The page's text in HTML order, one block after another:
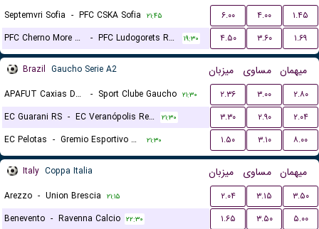
Septemvri Sofia - PFC CSKA Sofia ۲۱:۴۵ ۶.۰۰ ۴.۰۰
۱.۴۵
PFC Cherno More Varna
- PFC Ludogorets Razgrad ۱۹:۳۰ ۴.۵۰ ۳.۶۰ ۱.۶۹
Brazil Gaucho Serie A2 میزبان مساوی میهمان
APAFUT Caxias Do Sul RS - Sport Clube Gaucho ۲۱:۳۰ ۲.۳۶ ۳.۰۰
۲.۸۰
EC Guarani RS - EC Veranópolis Recreativo Cultural ۲۱:۳۰ ۳.۳۰ ۲.۹۰
۲.۰۴
EC Pelotas - Gremio Esportivo Bage ۲۱:۳۰ ۱.۵۰ ۳.۱۰ ۸.۰۰
Italy Coppa Italia میزبان مساوی میهمان
Arezzo - Union Brescia ۲۱:۱۵ ۲.۰۴ ۳.۱۵
۳.۵۰
Benevento - Ravenna Calcio ۲۲:۳۰ ۱.۶۵ ۳.۵۰ ۵.۰۰